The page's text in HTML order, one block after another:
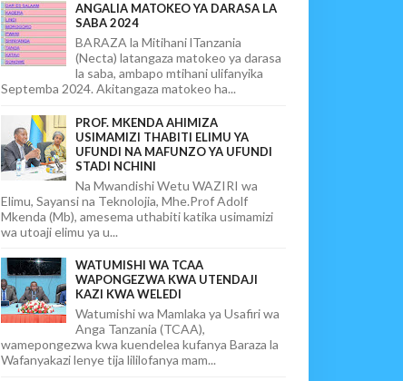
ANGALIA MATOKEO YA DARASA LA
SABA 2024
BARAZA la Mitihani lTanzania
(Necta) latangaza matokeo ya darasa
la saba, ambapo mtihani ulifanyika
Septemba 2024. Akitangaza matokeo ha...
PROF. MKENDA AHIMIZA
USIMAMIZI THABITI ELIMU YA
UFUNDI NA MAFUNZO YA UFUNDI
STADI NCHINI
Na Mwandishi Wetu WAZIRI wa
Elimu, Sayansi na Teknolojia, Mhe.Prof Adolf
Mkenda (Mb), amesema uthabiti katika usimamizi
wa utoaji elimu ya u...
WATUMISHI WA TCAA
WAPONGEZWA KWA UTENDAJI
KAZI KWA WELEDI
Watumishi wa Mamlaka ya Usafiri wa
Anga Tanzania (TCAA),
wamepongezwa kwa kuendelea kufanya Baraza la
Wafanyakazi lenye tija lililofanya mam...